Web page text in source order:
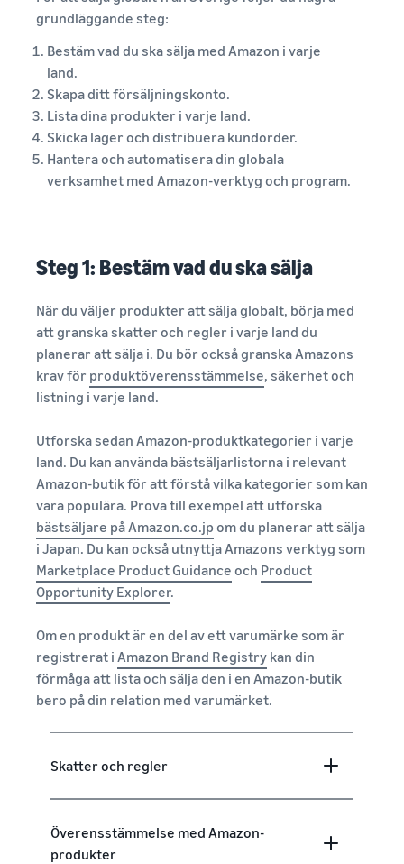
Amazon
Incitament för
nya säljare
Genom att anta de
över 540,000 kr i
nybörjarincitament
Lägre
leveranskostnader
för dina
lågprisprodukter
för kvalificerade produkter
Upptäck Amazon-godkända
att automatisera och
hantera din verksamhet
Verktyg för expansion
till europeiska Amazon-
butiker
tillgängliga europeiska
program
Nå Amazons
hela världen
Börja sälja i Nord-
och Sydamerika,
Europa, Asien-
Stillahavsområdet,
Mellanöstern och
Nordafrika.
Intäktskalkylator
Beräkna avgifter och
produkt, jämför
leveransmetoder
grundläggande steg:
Bestäm vad du ska sälja med Amazon i varje
land.
Skapa ditt försäljningskonto.
Lista dina produkter i varje land.
Skicka lager och distribuera kundorder.
Hantera och automatisera din globala
verksamhet med Amazon-verktyg och program.
Steg 1: Bestäm vad du ska sälja
När du väljer produkter att sälja globalt, börja med
att granska skatter och regler i varje land du
planerar att sälja i. Du bör också granska Amazons
krav för produktöverensstämmelse, säkerhet och
listning i varje land.
Utforska sedan Amazon-produktkategorier i varje
land. Du kan använda bästsäljarlistorna i relevant
Amazon-butik för att förstå vilka kategorier som kan
vara populära. Prova till exempel att utforska
bästsäljare på Amazon.co.jp om du planerar att sälja
i Japan. Du kan också utnyttja Amazons verktyg som
Marketplace Product Guidance och Product
Opportunity Explorer.
Om en produkt är en del av ett varumärke som är
registrerat i Amazon Brand Registry kan din
förmåga att lista och sälja den i en Amazon-butik
bero på din relation med varumärket.
Skatter och regler
Överensstämmelse med Amazon-
produkter